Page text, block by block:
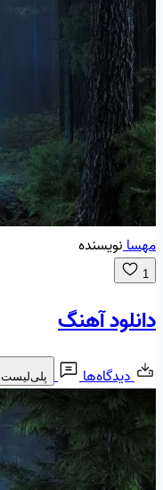
مهسانویسنده
1
دانلود آهنگ
دیدگاه‌ها پلی‌لیست